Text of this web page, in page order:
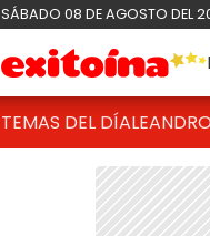
SÁBADO 08 DE AGOSTO DEL
TEMAS DEL DÍA